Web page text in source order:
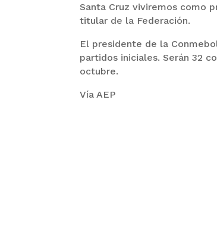
Santa Cruz viviremos como
titular de la Federación.
El presidente de la
partidos iniciales. Serán 32
octubre.
Vía AEP